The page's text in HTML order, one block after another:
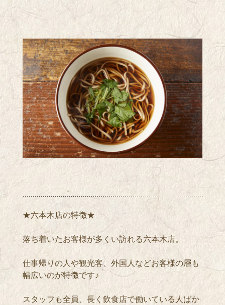
★六本木店の特徴★
落ち着いたお客様が多くい訪れる六本木店。
仕事帰りの人や観光客、外国人などお客様の層も
幅広いのが特徴です♪
スタッフも全員、長く飲食店で働いている人ばか